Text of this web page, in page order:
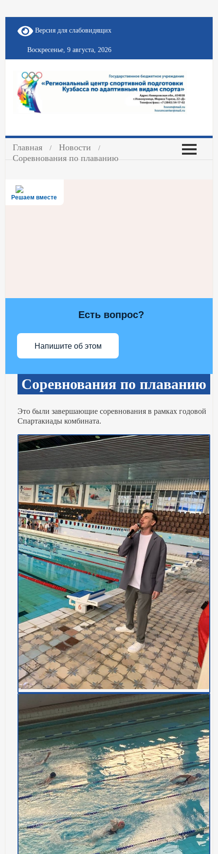
Версия для слабовидящих
Воскресенье, 9 августа, 2026
Главная
Новости
Соревнования по плаванию
Решаем вместе
Есть вопрос?
Напишите об этом
Соревнования по плаванию
Это были завершающие соревнования в рамках годовой
Спартакиады комбината.